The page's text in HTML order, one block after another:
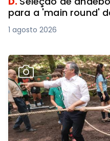
para a 'main round'
1 agosto 2026